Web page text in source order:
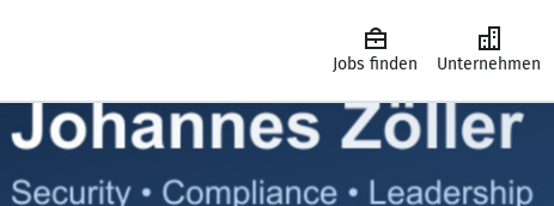
Jobs finden Unternehmen